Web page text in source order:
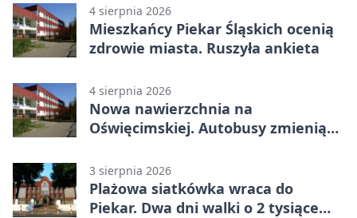
4 sierpnia 2026
Mieszkańcy Piekar Śląskich ocenią
zdrowie miasta. Ruszyła ankieta
4 sierpnia 2026
Nowa nawierzchnia na
Oświęcimskiej. Autobusy zmienią
3 sierpnia 2026
Plażowa siatkówka wraca do
Piekar. Dwa dni walki o 2 tysiące